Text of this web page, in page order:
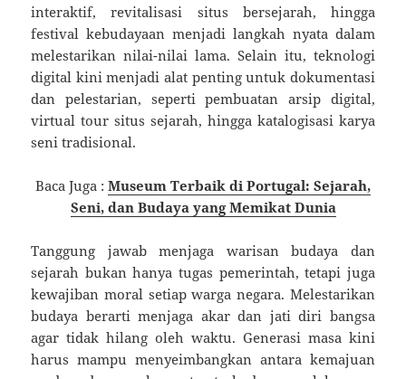
interaktif, revitalisasi situs bersejarah, hingga
festival kebudayaan menjadi langkah nyata dalam
melestarikan nilai-nilai lama. Selain itu, teknologi
digital kini menjadi alat penting untuk dokumentasi
dan pelestarian, seperti pembuatan arsip digital,
virtual tour situs sejarah, hingga katalogisasi karya
seni tradisional.
Baca Juga : Museum Terbaik di Portugal: Sejarah,
Seni, dan Budaya yang Memikat Dunia
Tanggung jawab menjaga warisan budaya dan
sejarah bukan hanya tugas pemerintah, tetapi juga
kewajiban moral setiap warga negara. Melestarikan
budaya berarti menjaga akar dan jati diri bangsa
agar tidak hilang oleh waktu. Generasi masa kini
harus mampu menyeimbangkan antara kemajuan